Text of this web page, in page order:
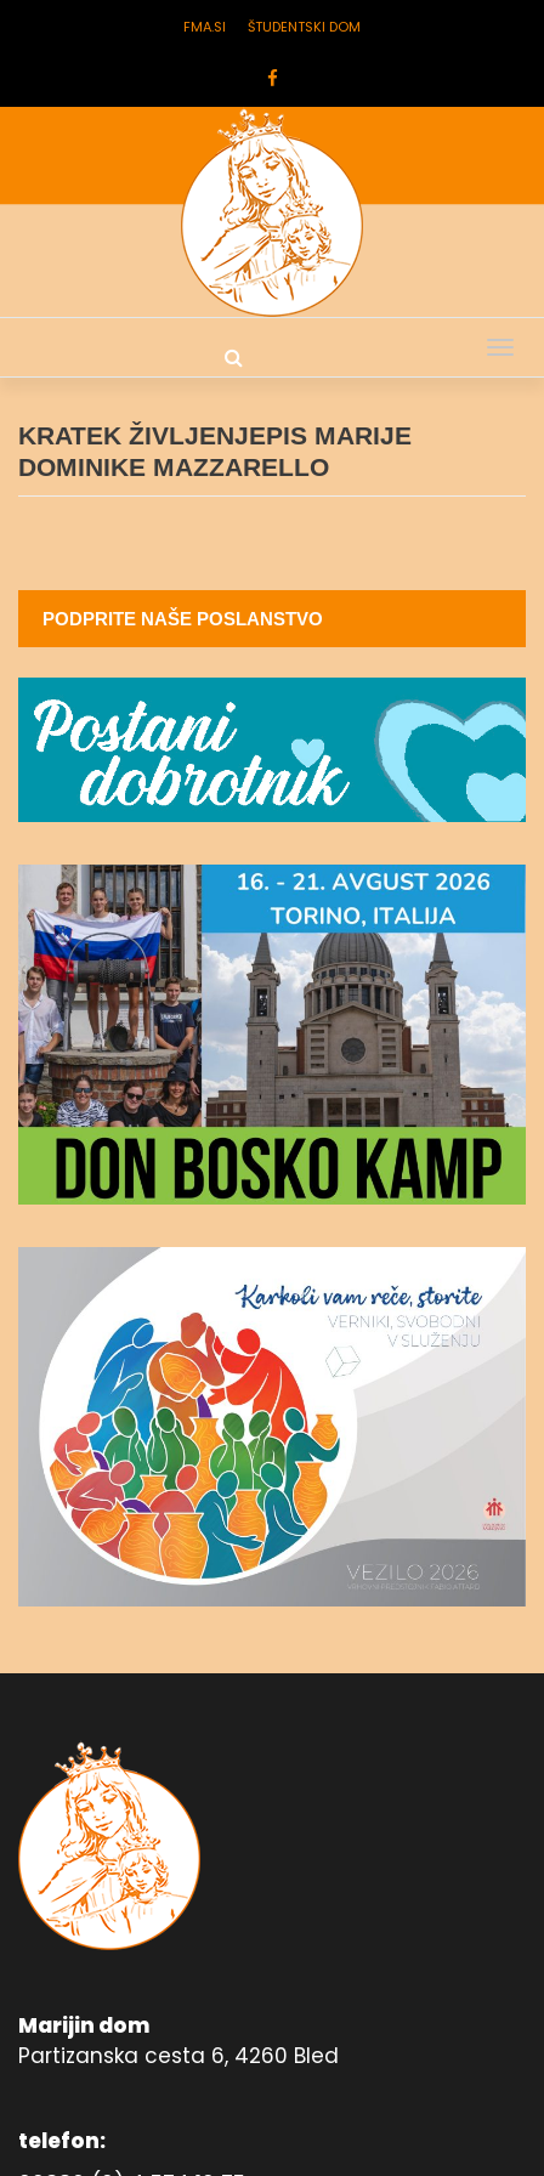
FMA.SI ŠTUDENTSKI DOM
KRATEK ŽIVLJENJEPIS MARIJE
DOMINIKE MAZZARELLO
PODPRITE NAŠE POSLANSTVO
Marijin dom
Partizanska cesta 6, 4260 Bled
telefon: